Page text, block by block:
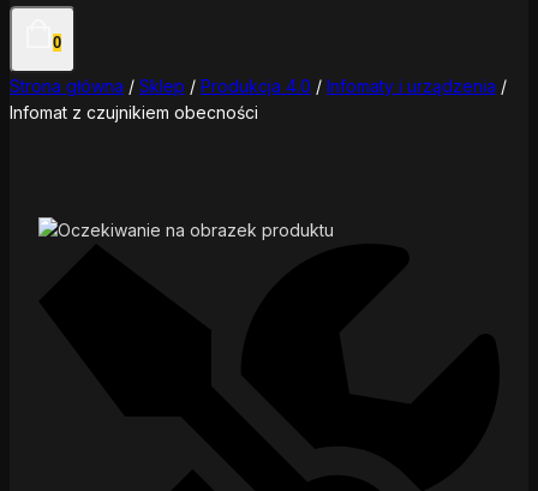
0
Strona główna / Sklep / Produkcja 4.0 / Infomaty i urządzenia /
Infomat z czujnikiem obecności